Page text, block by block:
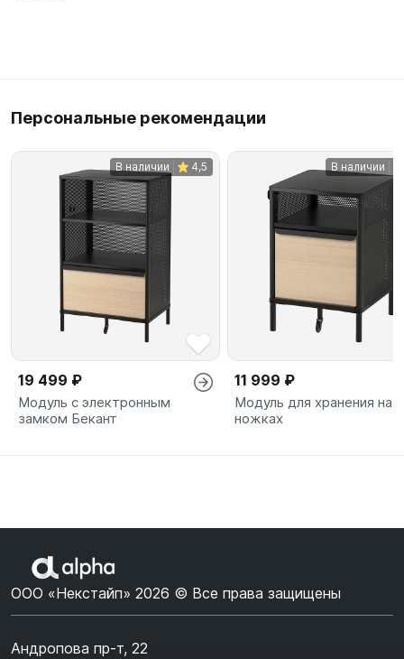
Персональные рекомендации
В наличии 4,5
19 499 ₽
Модуль с электронным
замком Бекант
В наличии
11 999 ₽
Модуль для хранения на
ножках
ООО «Некстайп» 2026 © Все права защищены
Андропова пр-т, 22